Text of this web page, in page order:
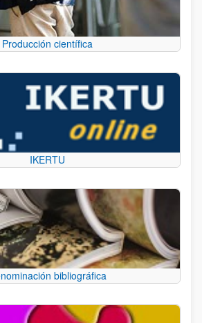
Producción científica
IKERTU
bibliográfica